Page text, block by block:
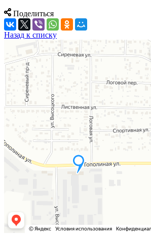
Поделиться
Назад к списку